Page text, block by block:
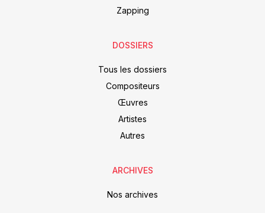
Zapping
DOSSIERS
Tous les dossiers
Compositeurs
Œuvres
Artistes
Autres
ARCHIVES
Nos archives